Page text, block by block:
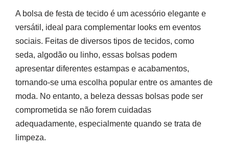
A bolsa de festa de tecido é um acessório elegante e
versátil, ideal para complementar looks em eventos
sociais. Feitas de diversos tipos de tecidos, como
seda, algodão ou linho, essas bolsas podem
apresentar diferentes estampas e acabamentos,
tornando-se uma escolha popular entre os amantes de
moda. No entanto, a beleza dessas bolsas pode ser
comprometida se não forem cuidadas
adequadamente, especialmente quando se trata de
limpeza.